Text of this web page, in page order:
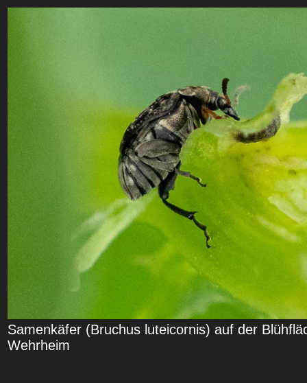
Samenkäfer (Bruchus luteicornis) auf der
Wehrheim